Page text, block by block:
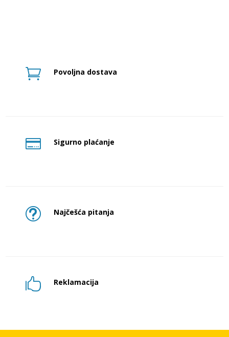
 Povoljna dostava
 Sigurno plaćanje
t Najčešća pitanja
 Reklamacija